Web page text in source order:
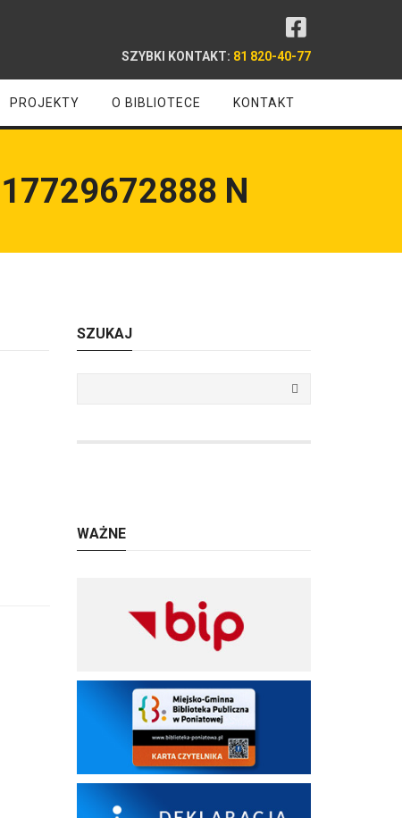
SZYBKI KONTAKT: 81 820-40-77
PROJEKTY O BIBLIOTECE KONTAKT
N
SZUKAJ
WAŻNE